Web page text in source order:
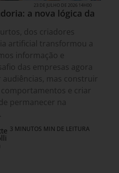
23 DE JULHO DE 2026 14H00
a nova lógica da
dos criadores
artificial transformou a
informação e
das empresas agora
audiências, mas construir
e criar
permanecer na
3 MINUTOS MIN DE LEITURA